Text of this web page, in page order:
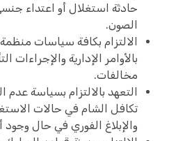
حادثة استغلال أو اعتداء
الصون.
الالتزام بكافة سياسات منظمة
بالأوامر الإدارية
مخالفات.
التعهد بالالتزام بسياسة
تكافل الشام في حالات
والإبلاغ الفوري في حال